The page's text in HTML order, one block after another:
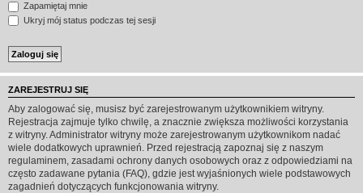
Zapamiętaj mnie
Ukryj mój status podczas tej sesji
ZAREJESTRUJ SIĘ
Aby zalogować się, musisz być zarejestrowanym użytkownikiem witryny.
Rejestracja zajmuje tylko chwilę, a znacznie zwiększa możliwości korzystania
z witryny. Administrator witryny może zarejestrowanym użytkownikom nadać
wiele dodatkowych uprawnień. Przed rejestracją zapoznaj się z naszym
regulaminem, zasadami ochrony danych osobowych oraz z odpowiedziami na
często zadawane pytania (FAQ), gdzie jest wyjaśnionych wiele podstawowych
zagadnień dotyczących funkcjonowania witryny.